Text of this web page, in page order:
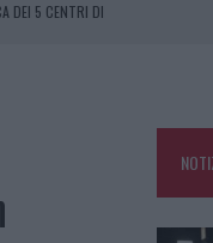
DEI 5 CENTRI DI